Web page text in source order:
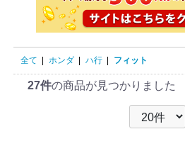
全て | ホンダ | ハ行 | フィット
27件の商品が見つかりました